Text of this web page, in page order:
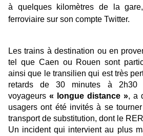
à quelques kilomètres de la
ferroviaire sur son compte Twitter.
Les trains à destination ou en
tel que Caen ou Rouen sont
ainsi que le transilien qui est très
retards de 30 minutes à 2h30
voyageurs « longue distance », a
usagers ont été invités à se
transport de substitution, dont le
Un incident qui intervient au plus